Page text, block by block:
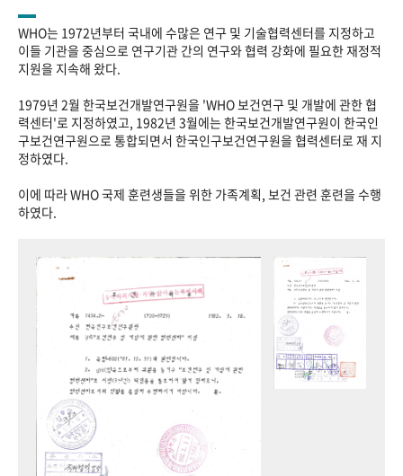
WHO는 1972년부터 국내에 수많은 연구 및 기술협력센터를 지정하고
이들 기관을 중심으로 연구기관 간의 연구와 협력 강화에 필요한 재정적
지원을 지속해 왔다.
1979년 2월 한국보건개발연구원을 'WHO 보건연구 및 개발에 관한 협
력센터'로 지정하였고, 1982년 3월에는 한국보건개발연구원이 한국인
구보건연구원으로 통합되면서 한국인구보건연구원을 협력센터로 재 지
정하였다.
이에 따라 WHO 국제 훈련생들을 위한 가족계획, 보건 관련 훈련을 수행
하였다.